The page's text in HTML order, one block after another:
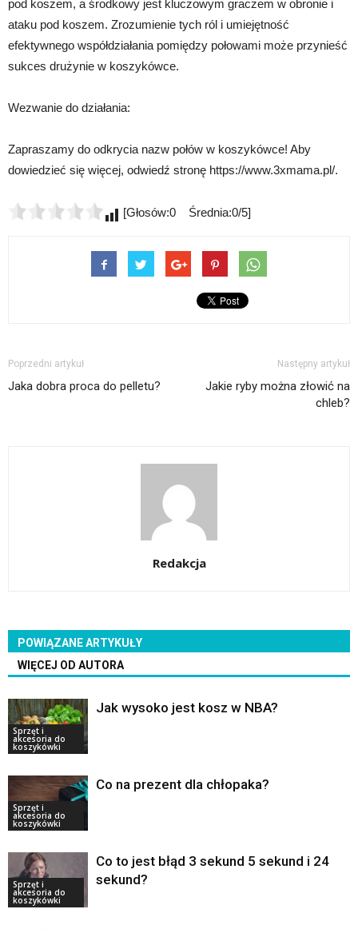
pod koszem, a środkowy jest kluczowym graczem w obronie i
ataku pod koszem. Zrozumienie tych ról i umiejętność
efektywnego współdziałania pomiędzy połowami może przynieść
sukces drużynie w koszykówce.
Wezwanie do działania:
Zapraszamy do odkrycia nazw połów w koszykówce! Aby
dowiedzieć się więcej, odwiedź stronę https://www.3xmama.pl/.
[Głosów:0 Średnia:0/5]
Poprzedni artykuł
Jaka dobra proca do pelletu?
Następny artykuł
Jakie ryby można złowić na
chleb?
Redakcja
POWIĄZANE ARTYKUŁY
WIĘCEJ OD AUTORA
Sprzęt i
akcesoria do
koszykówki
Jak wysoko jest kosz w NBA?
Sprzęt i
akcesoria do
koszykówki
Co na prezent dla chłopaka?
Sprzęt i
akcesoria do
koszykówki
Co to jest błąd 3 sekund 5 sekund i 24
sekund?